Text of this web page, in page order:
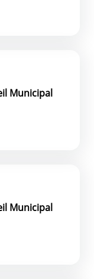
Municipal
Municipal